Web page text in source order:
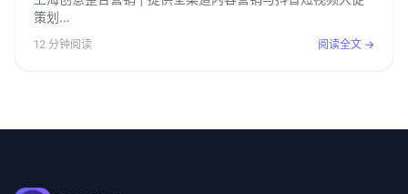
策划…
12 分钟阅读 阅读全文 →